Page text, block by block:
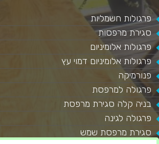
פרגולות חשמליות
סגירת מרפסות
פרגולות אלומיניום
פרגולות אלומיניום דמוי עץ
פנורמיקה
פרגולה למרפסת
בניה קלה סגירת מרפסת
פרגולה לגינה
סגירת מרפסת שמש